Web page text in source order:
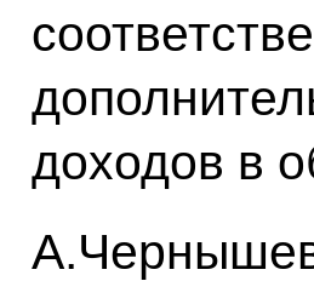
доходов в